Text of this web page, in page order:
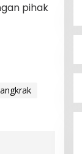
pihak
Pendataan